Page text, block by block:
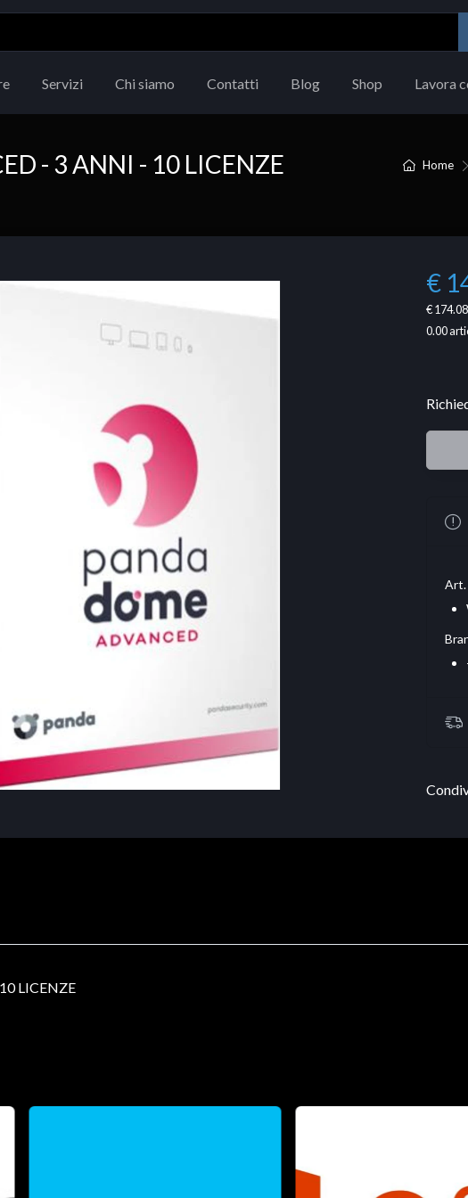
Servizi Chi siamo Contatti Blog Shop Lavora
Home
- 3 ANNI - 10 LICENZE
€
€ 174.08
0.00
Art.
LICENZE